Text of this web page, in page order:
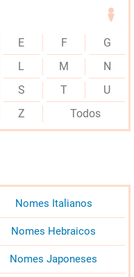
E F
G
L M
N
S T
U
Z Todos
Nomes Italianos
Nomes Hebraicos
Nomes Japoneses